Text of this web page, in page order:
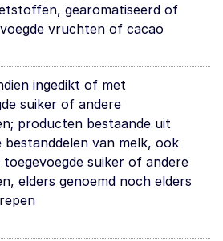
gearomatiseerd of
vruchten of cacao
ingedikt of met
suiker of andere
producten bestaande uit
bestanddelen van melk, ook
toegevoegde suiker of andere
elders genoemd noch elders